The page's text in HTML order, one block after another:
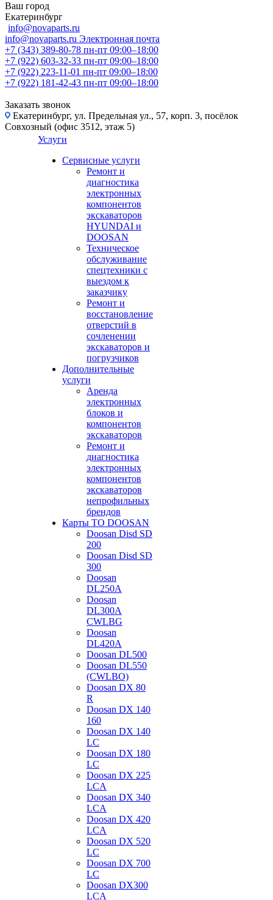
Ваш город
Екатеринбург
info@novaparts.ru
info@novaparts.ru Электронная почта
+7 (343) 389-80-78 пн-пт 09:00–18:00
+7 (922) 603-32-33 пн-пт 09:00–18:00
+7 (922) 223-11-01 пн-пт 09:00–18:00
+7 (922) 181-42-43 пн-пт 09:00–18:00
Заказать звонок
Екатеринбург, ул. Предельная ул., 57, корп. 3, посёлок
Совхозный (офис 3512, этаж 5)
Услуги
Сервисные услуги
Ремонт и
диагностика
электронных
компонентов
экскаваторов
HYUNDAI и
DOOSAN
Техническое
обслуживание
спецтехники с
выездом к
заказчику
Ремонт и
восстановление
отверстий в
сочленении
экскаваторов и
погрузчиков
Дополнительные
услуги
Аренда
электронных
блоков и
компонентов
экскаваторов
Ремонт и
диагностика
электронных
компонентов
экскаваторов
непрофильных
брендов
Карты ТО DOOSAN
Doosan Disd SD
200
Doosan Disd SD
300
Doosan
DL250A
Doosan
DL300A
CWLBG
Doosan
DL420A
Doosan DL500
Doosan DL550
(CWLBO)
Doosan DX 80
R
Doosan DX 140
160
Doosan DX 140
LC
Doosan DX 180
LC
Doosan DX 225
LCA
Doosan DX 340
LCA
Doosan DX 420
LCA
Doosan DX 520
LC
Doosan DX 700
LC
Doosan DX300
LCA